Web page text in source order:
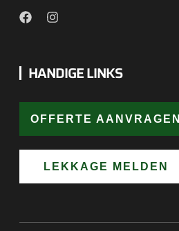
HANDIGE LINKS
OFFERTE AANVRAGEN
LEKKAGE MELDEN